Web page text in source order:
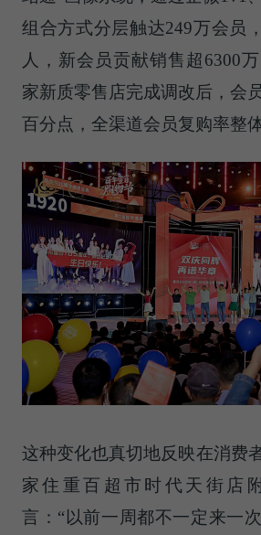
组合方式分层触达249万会员
人，新会员贡献销售超6300
家新质零售店完成调改后，会
百分点，全渠道会员复购率整
这种变化也真切地反映在消费
家住重百超市时代天街店
言：“以前一周都不一定来一